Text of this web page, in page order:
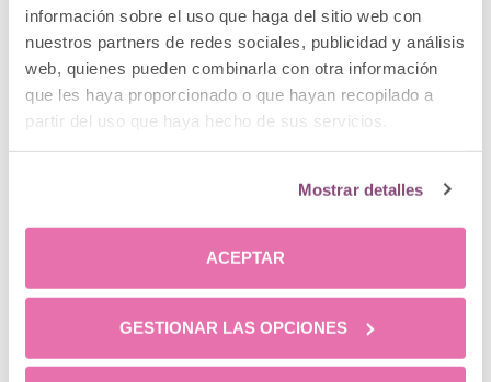
información sobre el uso que haga del sitio web con
nuestros partners de redes sociales, publicidad y análisis
web, quienes pueden combinarla con otra información
que les haya proporcionado o que hayan recopilado a
partir del uso que haya hecho de sus servicios.
Mostrar detalles
ACEPTAR
GESTIONAR LAS OPCIONES
Clinica Menorca dice:
Estimado Rafael,
en breve recibirá un correo electrónico con la
Responder
Kati dice: 8 mayo, 2016 a las 3:45 pm